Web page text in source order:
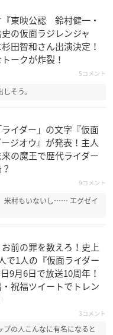
『東映公認​ 鈴村健一・
の仮面ラジレンジャ
田智和さん出演決定！
ークが炸裂！
5コメント
そう。
イダー」の文字『仮面
ジオウ』が発表！主人
の魔王で歴代ライダー
9コメント
米村もいないし…… エグゼイ
前の罪を数えろ！史上
で1人の『仮面ライダー
9月6日で放送10周年！
祝福ツイートでトレン
3コメント
の人こんなに有名になると